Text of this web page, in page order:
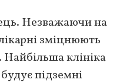
Незважаючи на
зміцнюють
клініка
підземні